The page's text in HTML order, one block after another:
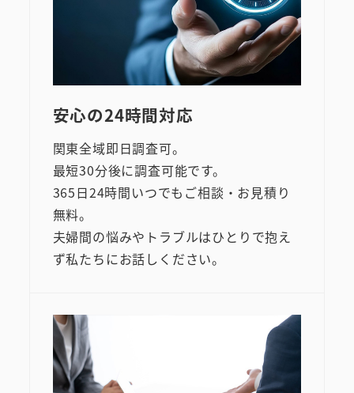
安心の24時間対応
関東全域即日調査可。
最短30分後に調査可能です。
365日24時間いつでもご相談・お見積り
無料。
夫婦間の悩みやトラブルはひとりで抱え
ず私たちにお話しください。